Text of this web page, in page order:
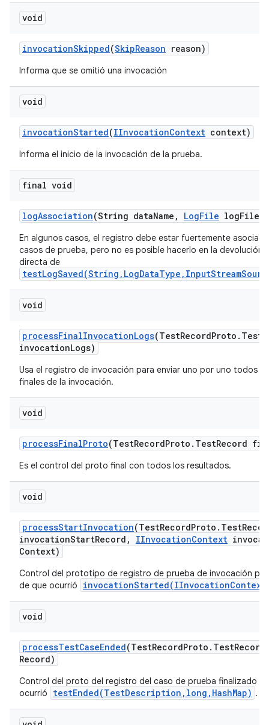
void
invocationSkipped(SkipReason reason)
Informa que se omitió una invocación
void
invocationStarted(IInvocationContext context)
Informa el inicio de la invocación de la prueba.
final void
logAssociation(String dataName , LogFile logFile)
En algunos casos, el registro debe estar fuertemente
casos de prueba, pero no es posible hacerlo en la devolución
directa de
void
processFinalInvocationLogs(TestRecordProto . Test
invocationLogs)
Usa el registro de invocación para enviar uno por uno todos
finales de la invocación.
void
processFinalProto(TestRecordProto . TestRecord
Es el control del proto final con todos los resultados.
void
processStartInvocation(TestRecordProto . Test
invocationStartRecord , IInvocationContext
Context)
Control del prototipo de registro de prueba de invocación
de que ocurrió
void
processTestCaseEnded(TestRecordProto . Test
Record)
Control del proto del registro del caso de prueba finalizado
ocurrió
testEnded(TestDescription,long,HashMap) .